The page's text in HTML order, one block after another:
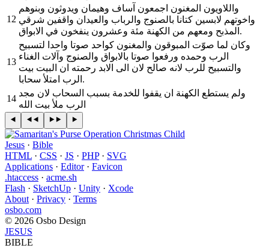
12
واللاويون المغنون اجمعون آساف وهيمان ويدوثون وبنوهم
واخوتهم لابسين كتانا بالصنوج والرباب والعيدان واقفين شرقي
المذبح ومعهم من الكهنة مئة وعشرون ينفخون في الابواق.
13
وكان لما صوّت المبوقون والمغنون كواحد صوتا واحدا لتسبيح
الرب وحمده ورفعوا صوتا بالابواق والصنوج وآلات الغناء
والتسبيح للرب لانه صالح لان الى الابد رحمته ان البيت بيت
الرب امتلأ سحابا.
14
ولم يستطع الكهنة ان يقفوا للخدمة بسبب السحاب لان مجد
الرب ملأ بيت الله
Jesus · Bible
HTML · CSS · JS · PHP· SVG
Applications · Editor· Favicon
.htaccess · acme.sh
Flash · SketchUp · Unity · Xcode
About · Privacy · Terms
osbo.com
© 2026 Osbo Design
JESUS
BIBLE